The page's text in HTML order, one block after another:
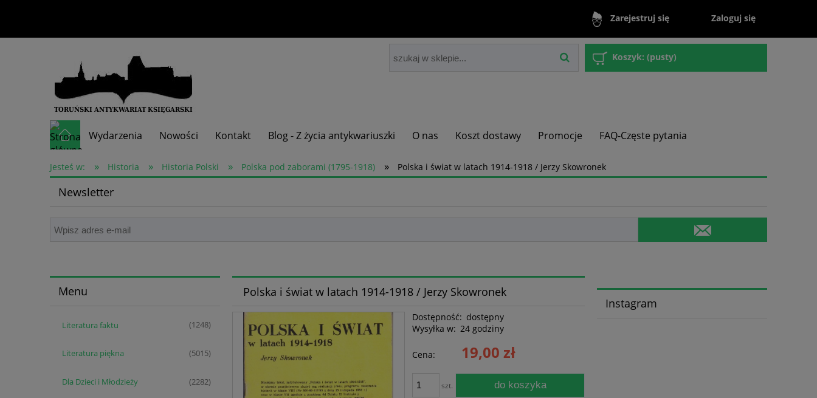
Zarejestruj się Zaloguj się
Koszyk: (pusty)
Wydarzenia Nowości Kontakt Blog - Z życia antykwariuszki O nas Koszt dostawy Promocje FAQ-Częste pytania
Skup książek
Jesteś w: » Historia » Historia Polski » Polska pod zaborami (1795-1918) » Polska i świat w latach 1914-1918 / Jerzy Skowronek
Newsletter
Menu
Literatura faktu (1248)
Literatura piękna (5015)
Dla Dzieci i Młodzieży (2282)
Polska i świat w latach 1914-1918 / Jerzy Skowronek
Dostępność: dostępny
Wysyłka w: 24 godziny
Cena: 19,00 zł
szt. do koszyka
Instagram